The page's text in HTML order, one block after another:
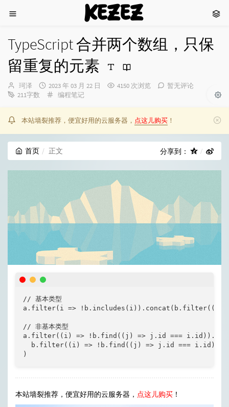
KEZEZ
TypeScript 合并两个数组，只保
留重复的元素
博
主：
珂泽
发
布
2023 年 03 月 22 日 4150 次浏览
暂无评论
211字数
分
编程笔记
本站墙裂推荐，便宜好用的云服务器， 点这儿购买 ！
首页 正文 分享到：
// 基本类型
a.filter(i => !b.includes(i)).concat(b.filter((i)
// 非基本类型
a.filter((i) => !b.find((j) => j.id ===
  b.filter((i) => !b.find((j) => j.id === i.id))
)
本站墙裂推荐，便宜好用的云服务器， 点这儿购买 ！